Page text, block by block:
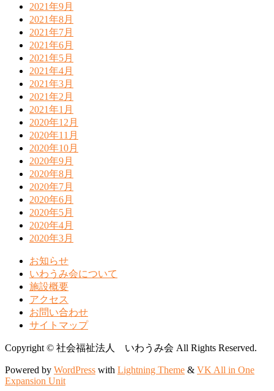
2021年9月
2021年8月
2021年7月
2021年6月
2021年5月
2021年4月
2021年3月
2021年2月
2021年1月
2020年12月
2020年11月
2020年10月
2020年9月
2020年8月
2020年7月
2020年6月
2020年5月
2020年4月
2020年3月
お知らせ
いわうみ会について
施設概要
アクセス
お問い合わせ
サイトマップ
Copyright © 社会福祉法人 いわうみ会 All Rights Reserved.
Powered by WordPress with Lightning Theme & VK All in One
Expansion Unit